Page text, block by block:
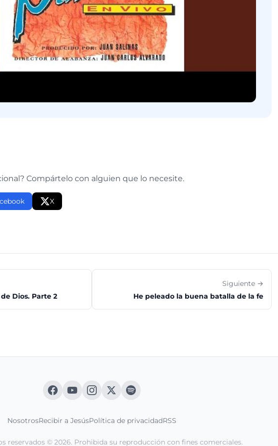
Compártelo con alguien que lo necesite.
X
Dios. Parte 2
Siguiente →
He peleado la buena batalla de la fe
NosotrosRecibir a JesúsPolítica de privacidadRSS
reservados © 2026. Prohibida su reproducción con fines comerciales.